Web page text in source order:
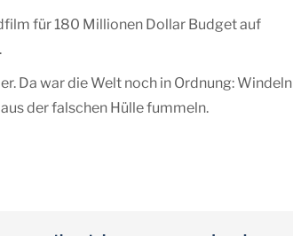
für 180 Millionen Dollar Budget auf
Da war die Welt noch in Ordnung: Windeln
der falschen Hülle fummeln.